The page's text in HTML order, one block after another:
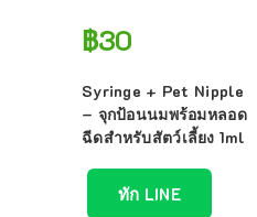
฿30
Syringe + Pet Nipple
– จุกป้อนนมพร้อมหลอด
ฉีดสำหรับสัตว์เลี้ยง 1ml
ทัก LINE